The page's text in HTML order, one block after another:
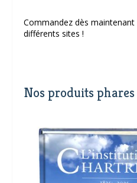
Commandez dès
différents sites !
Nos produits phares